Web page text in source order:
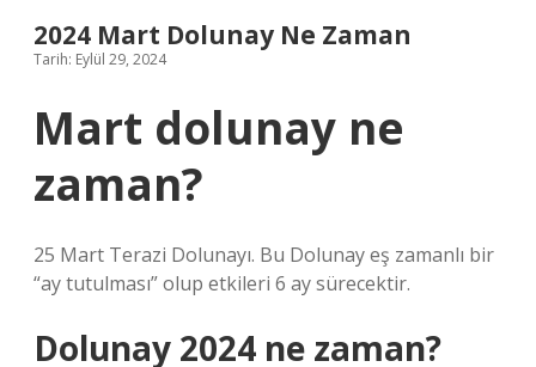
2024 Mart Dolunay Ne Zaman
Tarih: Eylül 29, 2024
Mart dolunay ne
zaman?
25 Mart Terazi Dolunayı. Bu Dolunay eş zamanlı bir
“ay tutulması” olup etkileri 6 ay sürecektir.
Dolunay 2024 ne zaman?